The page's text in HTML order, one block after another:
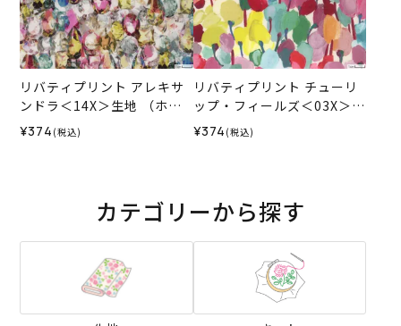
リバティプリント アレキサ
ンドラ＜14X＞生地 （ホビ
ーラホビーレオリジナル）2
026SS
¥374 (税込)
リバティプリント チューリ
ップ・フィールズ＜03X＞生
地 （ホビーラホビーレオリ
ジナル）2026SS
¥374 (税込)
カテゴリーから探す